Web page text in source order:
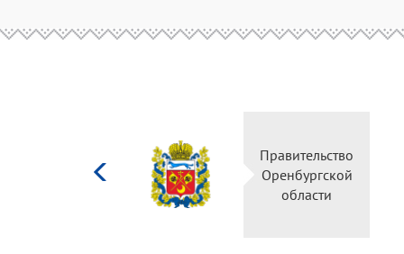
Министерство
культуры
Российской
федерации